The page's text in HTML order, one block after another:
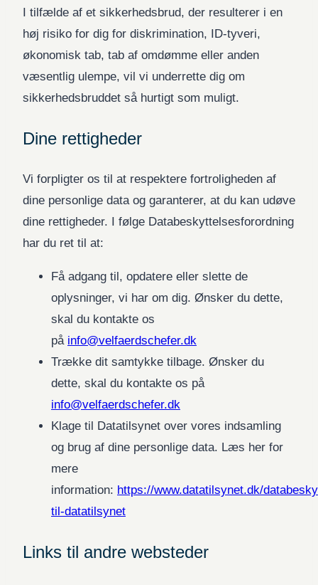
I tilfælde af et sikkerhedsbrud, der resulterer i en
høj risiko for dig for diskrimination, ID-tyveri,
økonomisk tab, tab af omdømme eller anden
væsentlig ulempe, vil vi underrette dig om
sikkerhedsbruddet så hurtigt som muligt.
Dine rettigheder
Vi forpligter os til at respektere fortroligheden af ​​
dine personlige data og garanterer, at du kan udøve
dine rettigheder. I følge Databeskyttelsesforordning
har du ret til at:
Få adgang til, opdatere eller slette de
oplysninger, vi har om dig. Ønsker du dette,
skal du kontakte os
på info@velfaerdschefer.dk
Trække dit samtykke tilbage. Ønsker du
dette, skal du kontakte os på
info@velfaerdschefer.dk
Klage til Datatilsynet over vores indsamling
og brug af dine personlige data. Læs her for
mere
information: https://www.datatilsynet.dk/
til-datatilsynet
Links til andre websteder